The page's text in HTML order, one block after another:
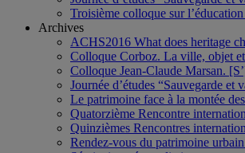
Troisième colloque sur
Archives
ACHS2016 What does heritage
Colloque Corboz. La ville, objet
Colloque Jean-Claude Marsan.
Journée d’études “Sauvegarde
Le patrimoine face à la montée
Quatorzième Rencontre
Quinzièmes Rencontres
Rendez-vous du patrimoine